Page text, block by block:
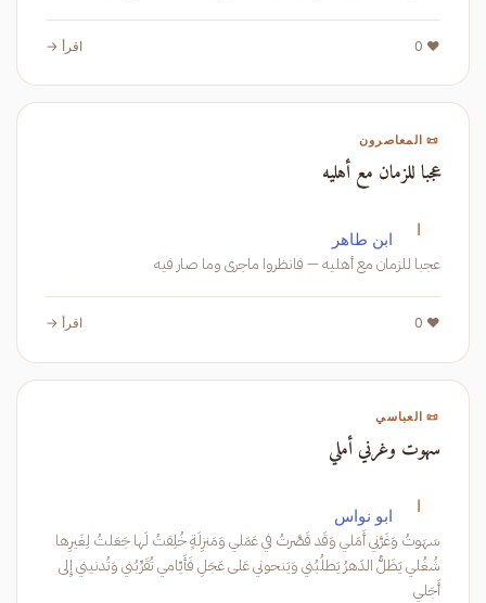
❤️ 0 اقرأ →
📜 المعاصرون
عجبا للزمان مع أهليه
ا ابن طاهر
عجبا للزمان مع أهليه — فانظروا ماجرى وما صار فيه
❤️ 0 اقرأ →
📜 العباسي
سهوت وغرني أملي
ا ابو نواس
سَهَوتُ وَغَرَّني أَمَلي وَقَد قَصَّرتُ في عَمَلي وَمَنزِلَةٍ خُلِقتُ لَها جَعَلتُ لِغَيرِها
شُغُلي يَظَلُّ الدَهرُ يَطلُبُني وَيَنحوني عَلى عَجَلِ فَأَيّامي تُقَرِّبُني وَتُدنيني إِلى
أَجَلي